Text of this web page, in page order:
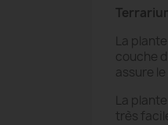
La
couche
assure
La
très